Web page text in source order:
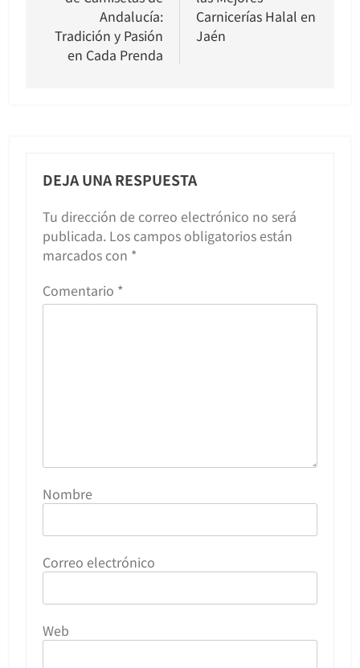
entradasAndalucía:
Tradición y Pasión
en Cada Prenda
Carnicerías Halal en
Jaén
DEJA UNA RESPUESTA
Tu dirección de correo electrónico no será
publicada. Los campos obligatorios están
marcados con *
Comentario *
Nombre
Correo electrónico
Web